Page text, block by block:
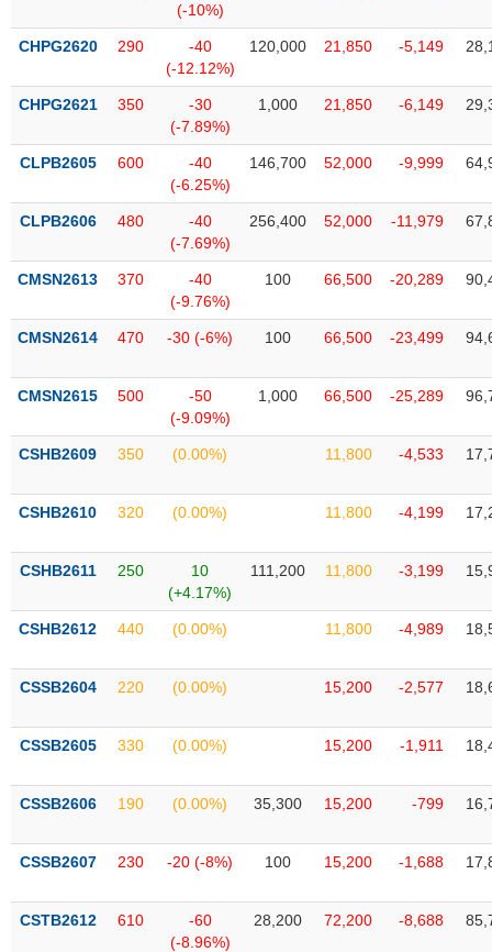
(-10%)
CHPG2620 290
-40
(-12.12%)
120,000 21,850 -5,149
CHPG2621 350
-30
(-7.89%)
1,000 21,850 -6,149
CLPB2605 600
-40
(-6.25%)
146,700 52,000 -9,999
CLPB2606 480
-40
(-7.69%)
256,400 52,000 -11,979
CMSN2613 370
-40
(-9.76%)
100 66,500 -20,289
CMSN2614 470 -30 (-6%) 100 66,500 -23,499
CMSN2615 500
-50
(-9.09%)
1,000 66,500 -25,289
CSHB2609 350 (0.00%) 11,800 -4,533
CSHB2610 320 (0.00%) 11,800 -4,199
CSHB2611 250
10
(+4.17%)
111,200 11,800 -3,199
CSHB2612 440 (0.00%) 11,800 -4,989
CSSB2604 220 (0.00%) 15,200 -2,577
CSSB2605 330 (0.00%) 15,200 -1,911
CSSB2606 190 (0.00%) 35,300 15,200 -799
CSSB2607 230 -20 (-8%) 100 15,200 -1,688
CSTB2612 610
-60
(-8.96%)
28,200 72,200 -8,688
(-)
Cổ phiếu Chỉ số
đạo
(-)
Tất cả Người nội bộ Người liên quan Cổ đông lớn
Tin
tức
của
giả
(-)
phân
tích
Thuật
ngữ
vụ
(-)
tạo